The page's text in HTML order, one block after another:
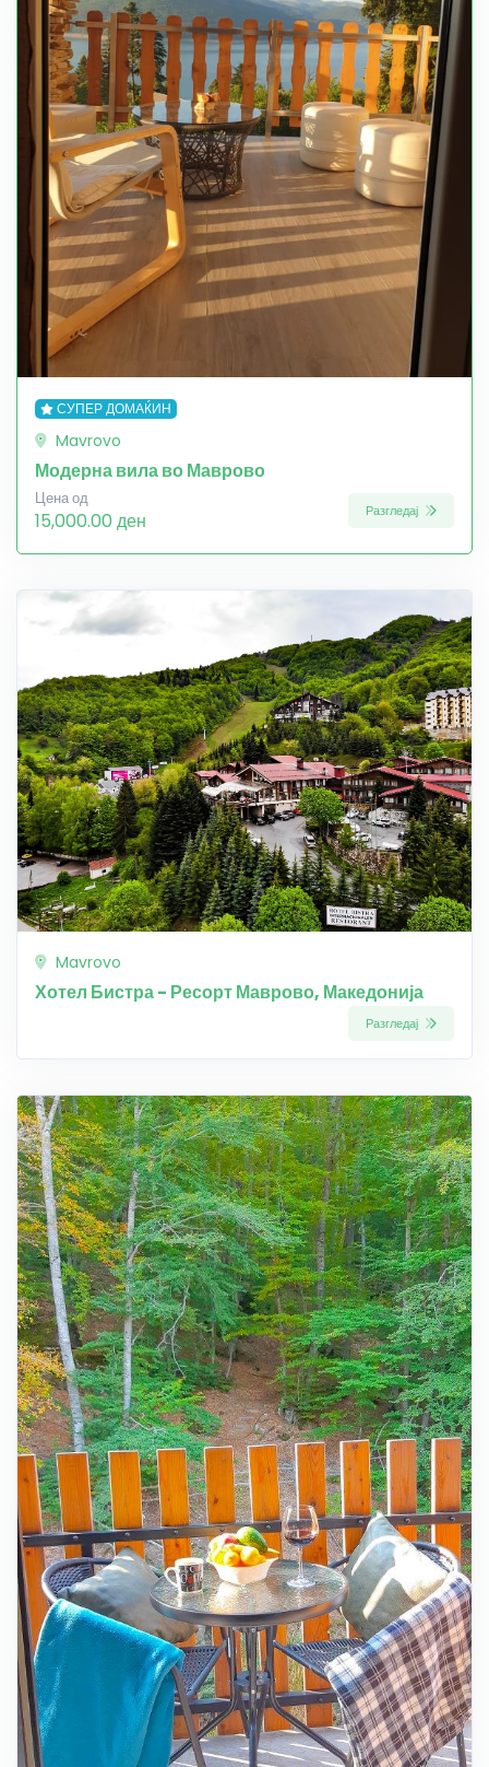
СУПЕР ДОМАЌИН
Mavrovo
Модерна вила во Маврово
Цена од
15,000.00 ден Разгледај
Mavrovo
Хотел Бистра - Ресорт Маврово, Македонија
Разгледај